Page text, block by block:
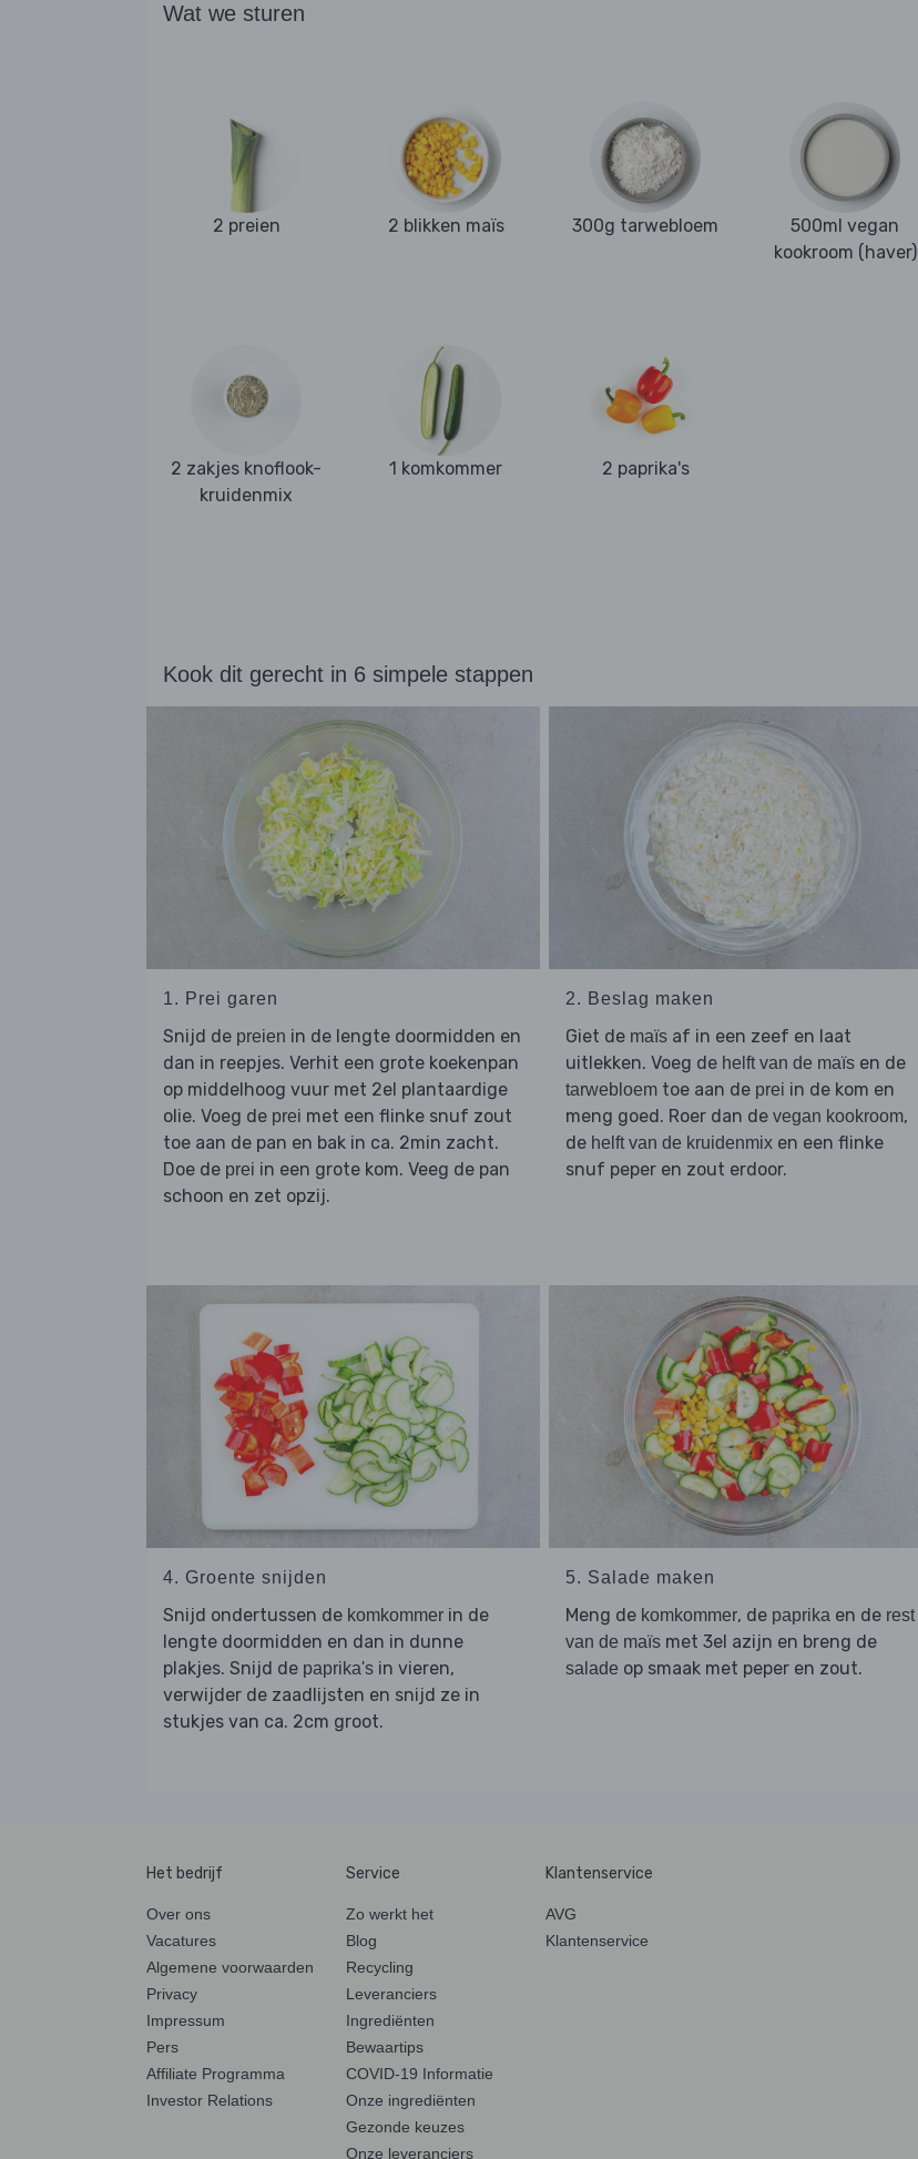
Wat we sturen
2 preien 2 blikken maïs 300g tarwebloem
500ml vegan
kookroom (haver)
2 zakjes knoflook-
kruidenmix
1 komkommer 2 paprika's
Kook dit gerecht in 6 simpele stappen
1. Prei garen
Snijd de preien in de lengte doormidden en
dan in reepjes. Verhit een grote koekenpan
op middelhoog vuur met 2el plantaardige
olie. Voeg de prei met een flinke snuf zout
toe aan de pan en bak in ca. 2min zacht.
Doe de prei in een grote kom. Veeg de pan
schoon en zet opzij.
2. Beslag maken
Giet de maïsaf in een zeef en laat
uitlekken. Voeg de helft van de maïsen de
tarwebloemtoe aan de prei in de kom en
meng goed. Roer dan de vegan kookroom,
de helft van de kruidenmixen een flinke
snuf peper en zout erdoor.
4. Groente snijden
Snijd ondertussen de komkommer in de
lengte doormidden en dan in dunne
plakjes. Snijd de paprika's in vieren,
verwijder de zaadlijsten en snijd ze in
stukjes van ca. 2cm groot.
5. Salade maken
Meng de komkommer, de paprika en de rest
van de maïsmet 3el azijn en breng de
salade op smaak met peper en zout.
Het bedrijf
Over ons
Vacatures
Algemene voorwaarden
Privacy
Impressum
Pers
Affiliate Programma
Investor Relations
Service
Zo werkt het
Blog
Recycling
Leveranciers
Ingrediënten
Bewaartips
COVID-19 Informatie
Onze ingrediënten
Gezonde keuzes
Onze leveranciers
Klantenservice
AVG
Klantenservice